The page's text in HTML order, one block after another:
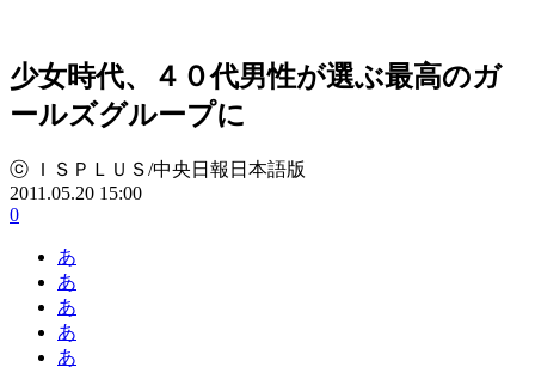
少女時代、４０代男性が選ぶ最高のガ
ールズグループに
ⓒ ＩＳＰＬＵＳ/中央日報日本語版
2011.05.20 15:00
0
あ
あ
あ
あ
あ